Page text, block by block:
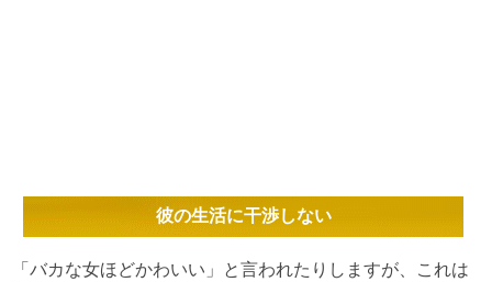
彼の生活に干渉しない
「バカな女ほどかわいい」と言われたりしますが、これは